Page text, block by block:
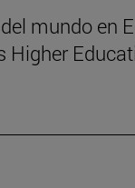
mundo en
Higher